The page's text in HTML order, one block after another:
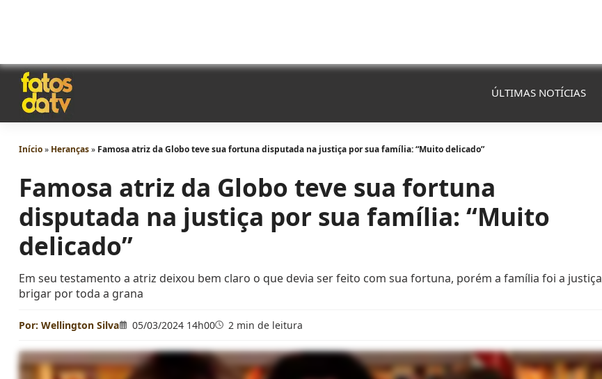
ÚLTIMAS NOTÍCIAS
Início» Heranças» Famosa atriz da Globo teve sua fortuna disputada na justiça por sua família: “Muito delicado”
Famosa atriz da Globo teve sua fortuna
disputada na justiça por sua família: “Muito
delicado”
Em seu testamento a atriz deixou bem claro o que devia ser feito com sua fortuna, porém a família foi a justiça
brigar por toda a grana
Por: Wellington Silva 05/03/2024 14h00 2 min de leitura